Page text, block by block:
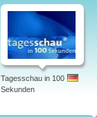
Tagesschau in 100
Sekunden